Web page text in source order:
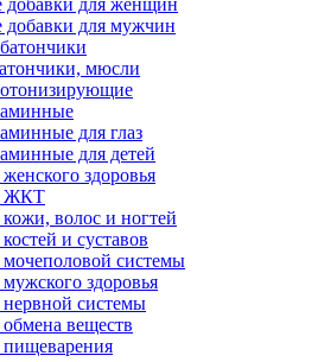
для женщин
для мужчин
мюсли
для глаз
для детей
здоровья
ЖКТ
волос и ногтей
и суставов
системы
здоровья
системы
веществ